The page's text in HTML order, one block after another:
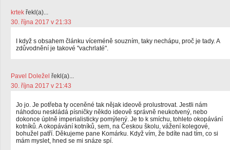
krtek řekl(a)...
30. října 2017 v 21:33
I když s obsahem článku víceméně souzním, taky nechápu, proč je tady. A
zdůvodnění je takové "vachrlaté".
Pavel Doležel řekl(a)...
30. října 2017 v 21:43
Jo jo. Je potřeba ty oceněné tak nějak ideově prolustrovat. Jestli nám
náhodou neskládá písničky někdo ideově správně neukotvený, nebo
dokonce úplně imperialisticky pomýlený. Je to k smíchu, tohleto okopávání
kotníků. A okopávání kotníků, sem, na Českou školu, vážení kolegové,
bohužel patří. Děkujeme pane Komárku. Když vím, že bdíte nad tím, co si
mám myslet, hned se mi snáze spí.